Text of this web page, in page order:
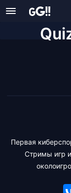
Первая
Стримы игр